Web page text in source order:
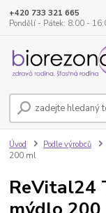
+420 733 321 665
Pondělí - Pátek: 8:00 -
Úvod Podle výrobců
200 ml
ReVital24